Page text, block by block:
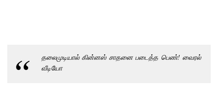
தலைமுடியால் கின்னஸ் சாதனை படைத்த பெண்! வைரல்
வீடியோ